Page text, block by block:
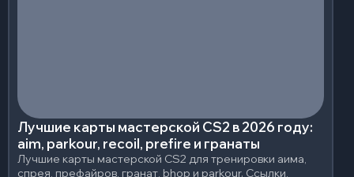
Лучшие карты мастерской CS2 в 2026 году:
aim, parkour, recoil, prefire и гранаты
Лучшие карты мастерской CS2 для тренировки аима,
спрея, префайров, гранат, bhop и parkour. Ссылки,